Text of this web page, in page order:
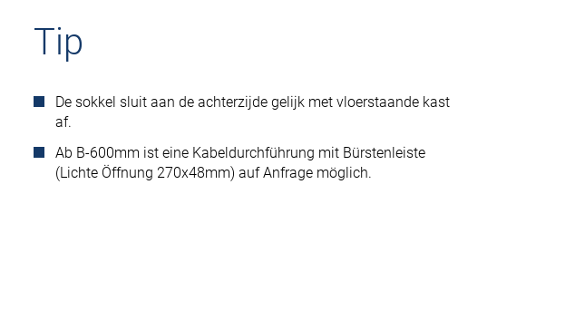
Tip
De sokkel sluit aan de achterzijde gelijk met vloerstaande kast
af.
Ab B-600mm ist eine Kabeldurchführung mit Bürstenleiste
(Lichte Öffnung 270x48mm) auf Anfrage möglich.